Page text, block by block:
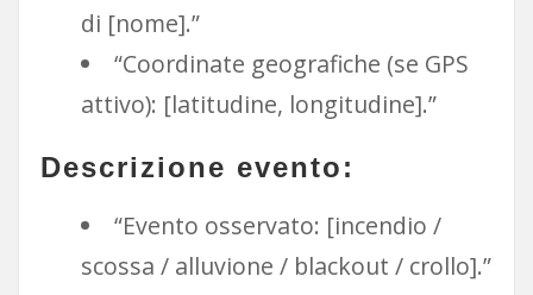
di [nome].”
“Coordinate geografiche (se GPS
attivo): [latitudine, longitudine].”
Descrizione evento:
“Evento osservato: [incendio /
scossa / alluvione / blackout / crollo].”